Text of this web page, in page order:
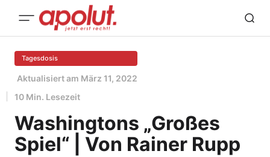
Tagesdosis
Aktualisiert am März 11, 2022
10 Min. Lesezeit
Washingtons „Großes
Spiel“ | Von Rainer Rupp